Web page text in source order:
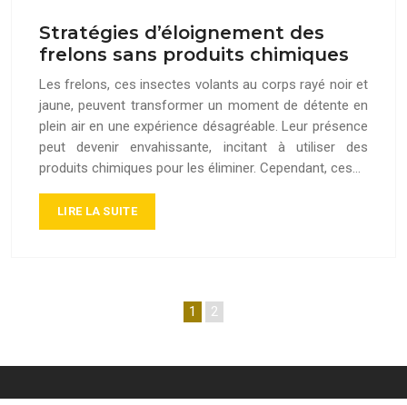
Stratégies d’éloignement des
frelons sans produits chimiques
Les frelons, ces insectes volants au corps rayé noir et
jaune, peuvent transformer un moment de détente en
plein air en une expérience désagréable. Leur présence
peut devenir envahissante, incitant à utiliser des
produits chimiques pour les éliminer. Cependant, ces…
LIRE LA SUITE
1 2